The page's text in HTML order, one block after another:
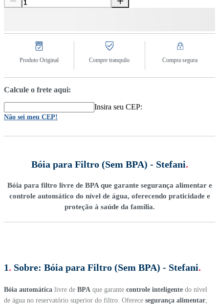
Produto Original Compre tranquilo Compra segura
Calcule o frete aqui:
Insira seu CEP:
Não sei meu CEP!
Bóia para Filtro (Sem BPA) - Stefani.
Bóia para filtro livre de BPA que garante segurança alimentar e
controle automático do nível de água, oferecendo praticidade e
proteção à saúde da família.
1. Sobre: Bóia para Filtro (Sem BPA) - Stefani.
Bóia automática livre de BPA que garante controle inteligente do nível
de água no reservatório superior do filtro. Oferece segurança alimentar